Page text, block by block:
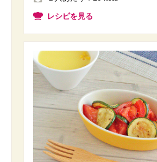
レシピを見る